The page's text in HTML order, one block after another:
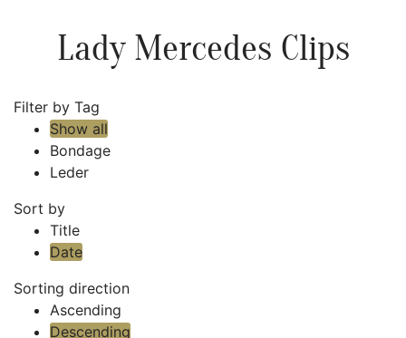
Lady Mercedes Clips
Filter by Tag
Show all
Bondage
Leder
Sort by
Title
Date
Sorting direction
Ascending
Descending